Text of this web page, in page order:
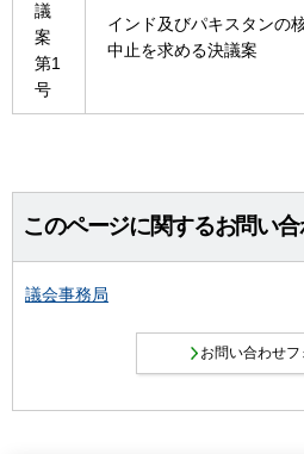
議
案
第1
号
インド及びパキスタンの
中止を求める決議案
このページに関するお問い
議会事務局